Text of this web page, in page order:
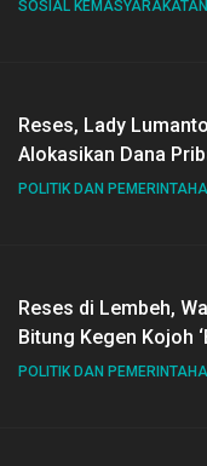
SOSIAL KEMASYARAKATAN
Reses, Lady
Alokasikan Dana
POLITIK DAN
Reses di Lembeh,
Bitung Kegen Kojoh
POLITIK DAN